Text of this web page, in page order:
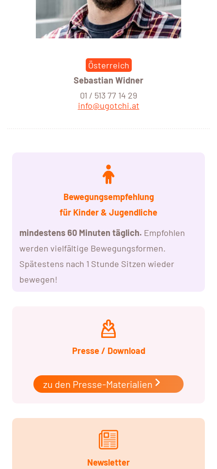
Österreich
Sebastian Widner
01 / 513 77 14 29
info@ugotchi.at
Bewegungsempfehlung
für Kinder& Jugendliche
mindestens 60 Minuten täglich. Empfohlen
werden vielfältige Bewegungsformen.
Spätestens nach 1 Stunde Sitzen wieder
bewegen!
Presse / Download
zu den Presse-Materialien
Newsletter